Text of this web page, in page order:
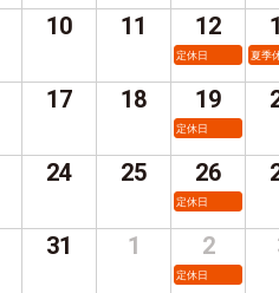
10 11 12
定休日 夏季
17 18 19
定休日
24 25 26
定休日
31 1 2
定休日